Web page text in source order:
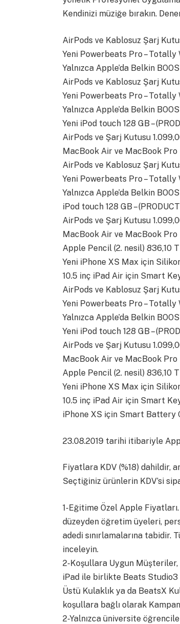
Kendinizi müziğe bırakın.
AirPods ve Kablosuz Şarj
Yeni Powerbeats Pro – Totally
Yalnızca Apple’da Belkin
AirPods ve Kablosuz Şarj
Yeni Powerbeats Pro – Totally
Yalnızca Apple’da Belkin
Yeni iPod touch 128 GB –
AirPods ve Şarj Kutusu
MacBook Air ve MacBook
AirPods ve Kablosuz Şarj
Yeni Powerbeats Pro – Totally
Yalnızca Apple’da Belkin
iPod touch 128 GB –
AirPods ve Şarj Kutusu
MacBook Air ve MacBook
Apple Pencil (2. nesil) 836,10
Yeni iPhone XS Max için
10.5 inç iPad Air için Smart
AirPods ve Kablosuz Şarj
Yeni Powerbeats Pro – Totally
Yalnızca Apple’da Belkin
Yeni iPod touch 128 GB –
AirPods ve Şarj Kutusu
MacBook Air ve MacBook
Apple Pencil (2. nesil) 836,10
Yeni iPhone XS Max için
10.5 inç iPad Air için Smart
iPhone XS için Smart Battery
23.08.2019 tarihi itibariyle
Fiyatlara KDV (%18)
Seçtiğiniz ürünlerin KDV’si
1-Eğitime Özel Apple
düzeyden öğretim üyeleri,
adedi sınırlamalarına tabidir.
inceleyin.
2-Koşullara Uygun
iPad ile birlikte Beats Studio3
Üstü Kulaklık ya da BeatsX
koşullara bağlı olarak
2-Yalnızca üniversite